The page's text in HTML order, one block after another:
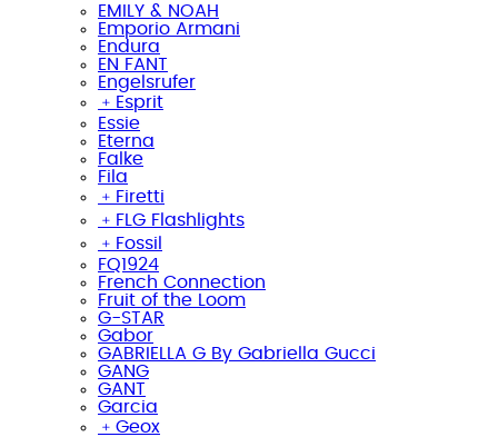
EMILY & NOAH
Emporio Armani
Endura
EN FANT
Engelsrufer
﹢ Esprit
Essie
Eterna
Falke
Fila
﹢ Firetti
﹢ FLG Flashlights
﹢ Fossil
FQ1924
French Connection
Fruit of the Loom
G-STAR
Gabor
GABRIELLA G By Gabriella Gucci
GANG
GANT
Garcia
﹢ Geox